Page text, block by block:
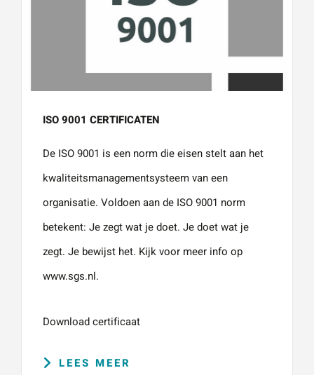
ISO 9001 CERTIFICATEN
De ISO 9001 is een norm die eisen stelt aan het
kwaliteitsmanagementsysteem van een
organisatie. Voldoen aan de ISO 9001 norm
betekent: Je zegt wat je doet. Je doet wat je
zegt. Je bewijst het. Kijk voor meer info op
www.sgs.nl.
Download certificaat
LEES MEER